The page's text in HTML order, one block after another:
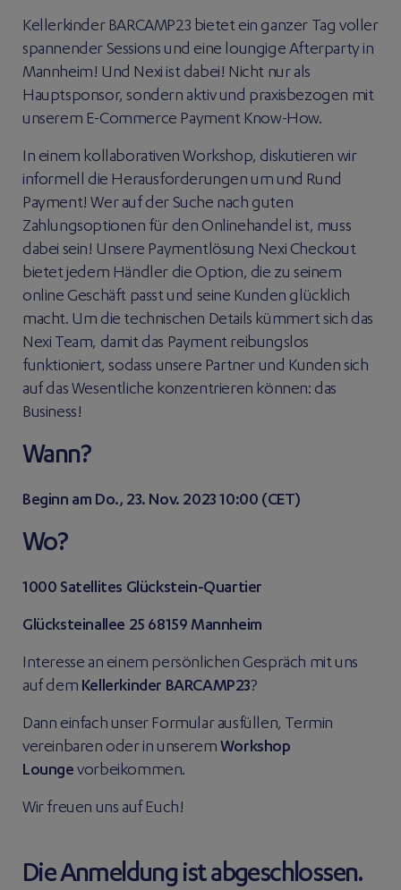
Kellerkinder BARCAMP23 bietet ein ganzer Tag voller
spannender Sessions und eine loungige Afterparty in
Mannheim! Und Nexi ist dabei! Nicht nur als
Hauptsponsor, sondern aktiv und praxisbezogen mit
unserem E-Commerce Payment Know-How.
In einem kollaborativen Workshop, diskutieren wir
informell die Herausforderungen um und Rund
Payment! Wer auf der Suche nach guten
Zahlungsoptionen für den Onlinehandel ist, muss
dabei sein! Unsere Paymentlösung Nexi Checkout
bietet jedem Händler die Option, die zu seinem
online Geschäft passt und seine Kunden glücklich
macht. Um die technischen Details kümmert sich das
Nexi Team, damit das Payment reibungslos
funktioniert, sodass unsere Partner und Kunden sich
auf das Wesentliche konzentrieren können: das
Business!
Wann?
Beginn am Do., 23. Nov. 2023 10:00 (CET)
Wo?
1000 Satellites Glückstein-Quartier
Glücksteinallee 25 68159 Mannheim
Interesse an einem persönlichen Gespräch mit uns
auf dem Kellerkinder BARCAMP23?
Dann einfach unser Formular ausfüllen, Termin
vereinbaren oder in unserem Workshop
Lounge vorbeikommen.
Wir freuen uns auf Euch!
Die Anmeldung ist abgeschlossen.